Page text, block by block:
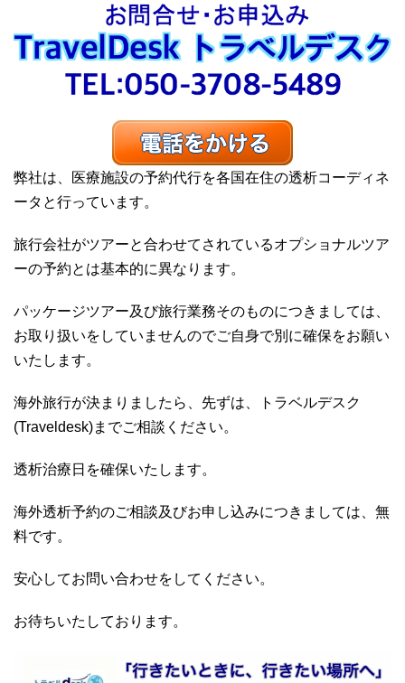
弊社は、医療施設の予約代行を各国在住の透析コーディネ
ータと行っています。
旅行会社がツアーと合わせてされているオプショナルツア
ーの予約とは基本的に異なります。
パッケージツアー及び旅行業務そのものにつきましては、
お取り扱いをしていませんのでご自身で別に確保をお願い
いたします。
海外旅行が決まりましたら、先ずは、トラベルデスク
(Traveldesk)までご相談ください。
透析治療日を確保いたします。
海外透析予約のご相談及びお申し込みにつきましては、無
料です。
安心してお問い合わせをしてください。
お待ちいたしております。